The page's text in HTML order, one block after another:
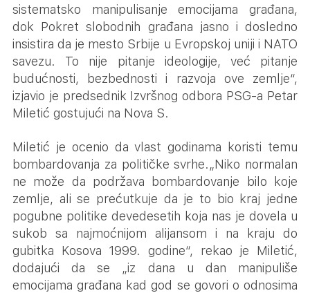
sistematsko manipulisanje emocijama građana,
dok Pokret slobodnih građana jasno i dosledno
insistira da je mesto Srbije u Evropskoj uniji i NATO
savezu. To nije pitanje ideologije, već pitanje
budućnosti, bezbednosti i razvoja ove zemlje“,
izjavio je predsednik Izvršnog odbora PSG-a Petar
Miletić gostujući na Nova S.
Miletić je ocenio da vlast godinama koristi temu
bombardovanja za političke svrhe.„Niko normalan
ne može da podržava bombardovanje bilo koje
zemlje, ali se prećutkuje da je to bio kraj jedne
pogubne politike devedesetih koja nas je dovela u
sukob sa najmoćnijom alijansom i na kraju do
gubitka Kosova 1999. godine“, rekao je Miletić,
dodajući da se „iz dana u dan manipuliše
emocijama građana kad god se govori o odnosima